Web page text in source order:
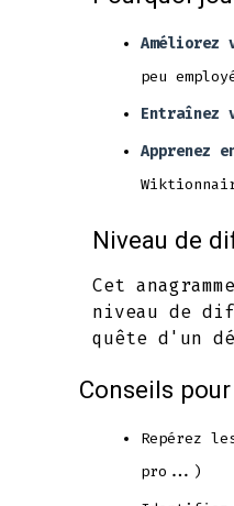
Améliorez
peu
Apprenez
Niveau de
Cet
niveau de
quête d'un
Conseils
Repérez
pro...)